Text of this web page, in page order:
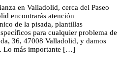
en Valladolid, cerca del Paseo
encontrarás atención
de la pisada, plantillas
para cualquier problema de
36, 47008 Valladolid, y damos
Lo más importante […]